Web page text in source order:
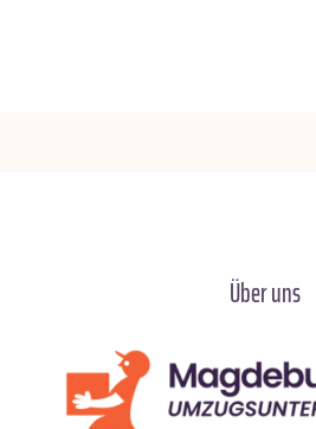
Über uns